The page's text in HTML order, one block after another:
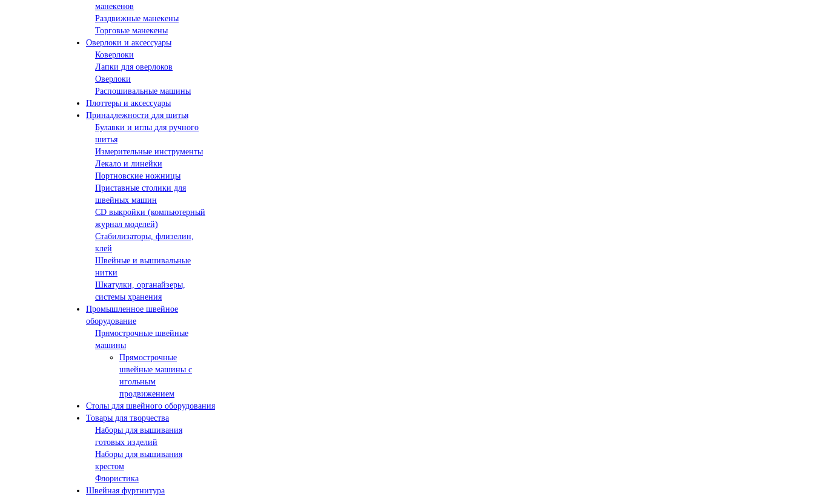
манекенов
Раздвижные манекены
Торговые манекены
Оверлоки и аксессуары
Коверлоки
Лапки для оверлоков
Оверлоки
Распошивальные машины
Плоттеры и аксессуары
Принадлежности для шитья
Булавки и иглы для ручного
шитья
Измерительные инструменты
Лекало и линейки
Портновские ножницы
Приставные столики для
швейных машин
СD выкройки (компьютерный
журнал моделей)
Стабилизаторы, флизелин,
клей
Швейные и вышивальные
нитки
Шкатулки, органайзеры,
системы хранения
Промышленное швейное
оборудование
Прямострочные швейные
машины
Прямострочные
швейные машины с
игольным
продвижением
Столы для швейного оборудования
Товары для творчества
Наборы для вышивания
готовых изделий
Наборы для вышивания
крестом
Флористика
Швейная фуртнитура